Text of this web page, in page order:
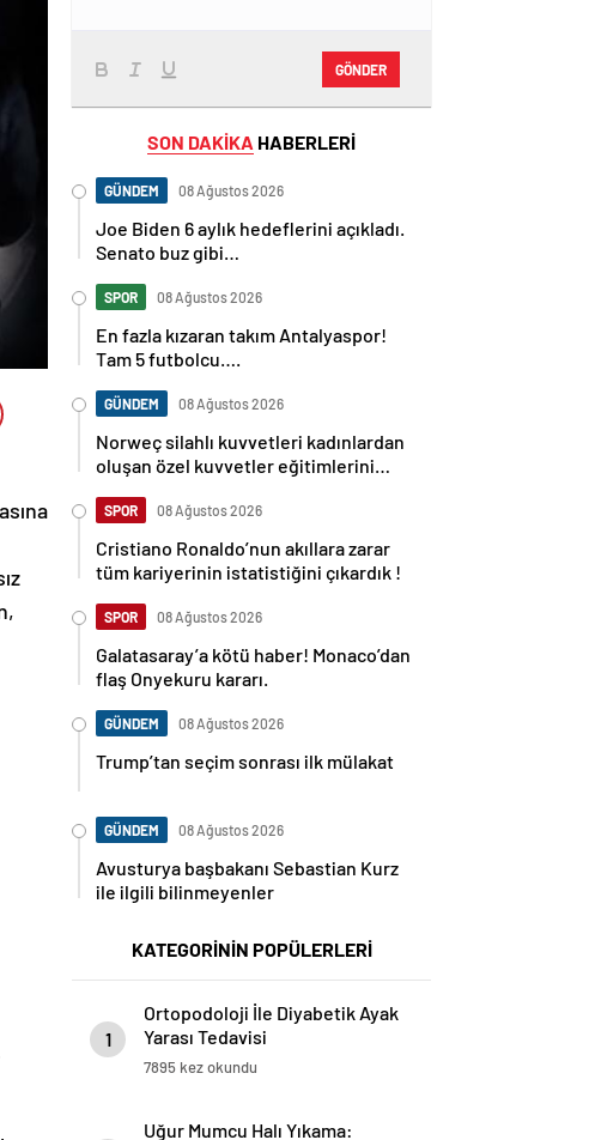
GÖNDER
SON DAKİKA HABERLERİ
GÜNDEM 08 Ağustos 2026
Joe Biden 6 aylık hedeflerini açıkladı.
Senato buz gibi…
SPOR 08 Ağustos 2026
En fazla kızaran takım Antalyaspor!
Tam 5 futbolcu….
GÜNDEM 08 Ağustos 2026
Norweç silahlı kuvvetleri kadınlardan
oluşan özel kuvvetler eğitimlerini
SPOR 08 Ağustos 2026
Cristiano Ronaldo’nun akıllara zarar
tüm kariyerinin istatistiğini çıkardık !
SPOR 08 Ağustos 2026
Galatasaray’a kötü haber! Monaco’dan
flaş Onyekuru kararı.
GÜNDEM 08 Ağustos 2026
Trump’tan seçim sonrası ilk mülakat
GÜNDEM 08 Ağustos 2026
Avusturya başbakanı Sebastian Kurz
ile ilgili bilinmeyenler
KATEGORİNİN POPÜLERLERİ
1
Ortopodoloji İle Diyabetik Ayak
Yarası Tedavisi
7895 kez okundu
Uğur Mumcu Halı Yıkama: